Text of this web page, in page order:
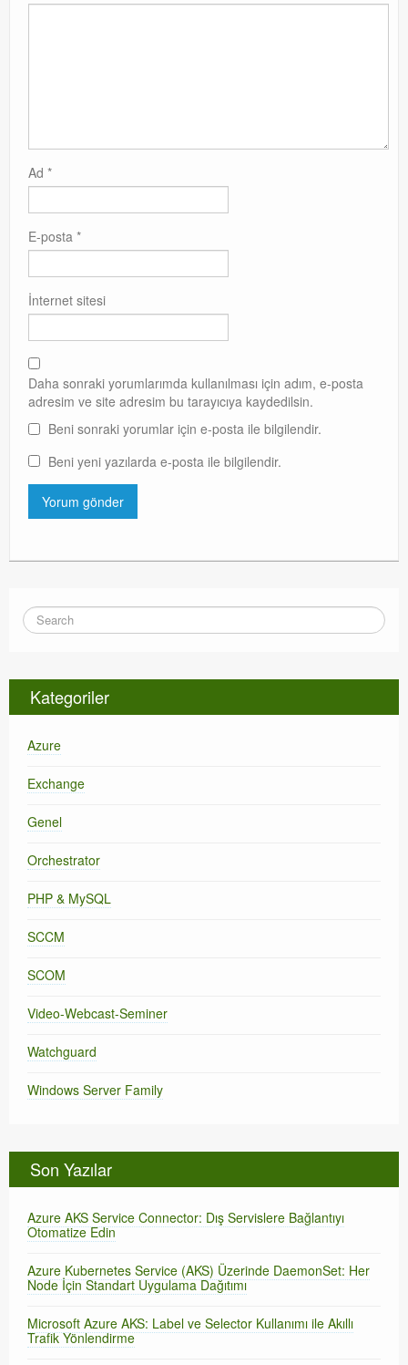
Ad *
E-posta *
İnternet sitesi
Daha sonraki yorumlarımda kullanılması için adım, e-posta
adresim ve site adresim bu tarayıcıya kaydedilsin.
Beni sonraki yorumlar için e-posta ile bilgilendir.
Beni yeni yazılarda e-posta ile bilgilendir.
Kategoriler
Azure
Exchange
Genel
Orchestrator
PHP & MySQL
SCCM
SCOM
Video-Webcast-Seminer
Watchguard
Windows Server Family
Son Yazılar
Azure AKS Service Connector: Dış Servislere Bağlantıyı
Otomatize Edin
Azure Kubernetes Service (AKS) Üzerinde DaemonSet: Her
Node İçin Standart Uygulama Dağıtımı
Microsoft Azure AKS: Label ve Selector Kullanımı ile Akıllı
Trafik Yönlendirme